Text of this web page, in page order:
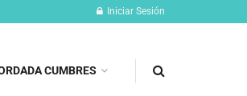
Iniciar Sesión
CUMBRES